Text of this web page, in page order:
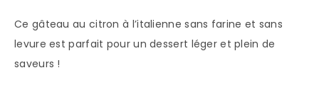
Ce gâteau au citron à l’italienne sans farine et sans
levure est parfait pour un dessert léger et plein de
saveurs !